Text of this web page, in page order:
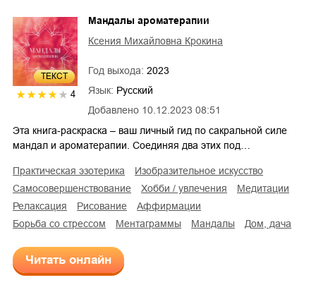
ТЕКСТ
4
Добавлено 10.12.2023 08:51
Мандалы ароматерапии
Ксения Михайловна Крокина
Год выхода: 2023
Язык: Русский
Эта книга-раскраска – ваш личный гид по сакральной силе
мандал и ароматерапии. Соединяя два этих под…
практическая эзотерика
изобразительное искусство
самосовершенствование
хобби / увлечения
медитации
релаксация
рисование
аффирмации
борьба со стрессом
ментаграммы мандалы дом, дача
Читать онлайн